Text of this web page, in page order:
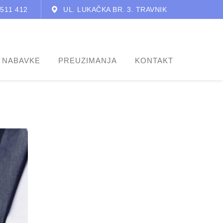
412 UL. LUKAČKA BR. 3. TRAVNIK
PREUZIMANJA KONTAKT